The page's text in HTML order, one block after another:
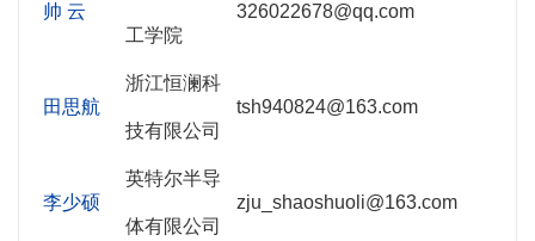
帅 云
工学院
326022678@qq.com
田思航
浙江恒澜科
技有限公司
tsh940824@163.com
李少硕
英特尔半导
体有限公司
zju_shaoshuoli@163.com